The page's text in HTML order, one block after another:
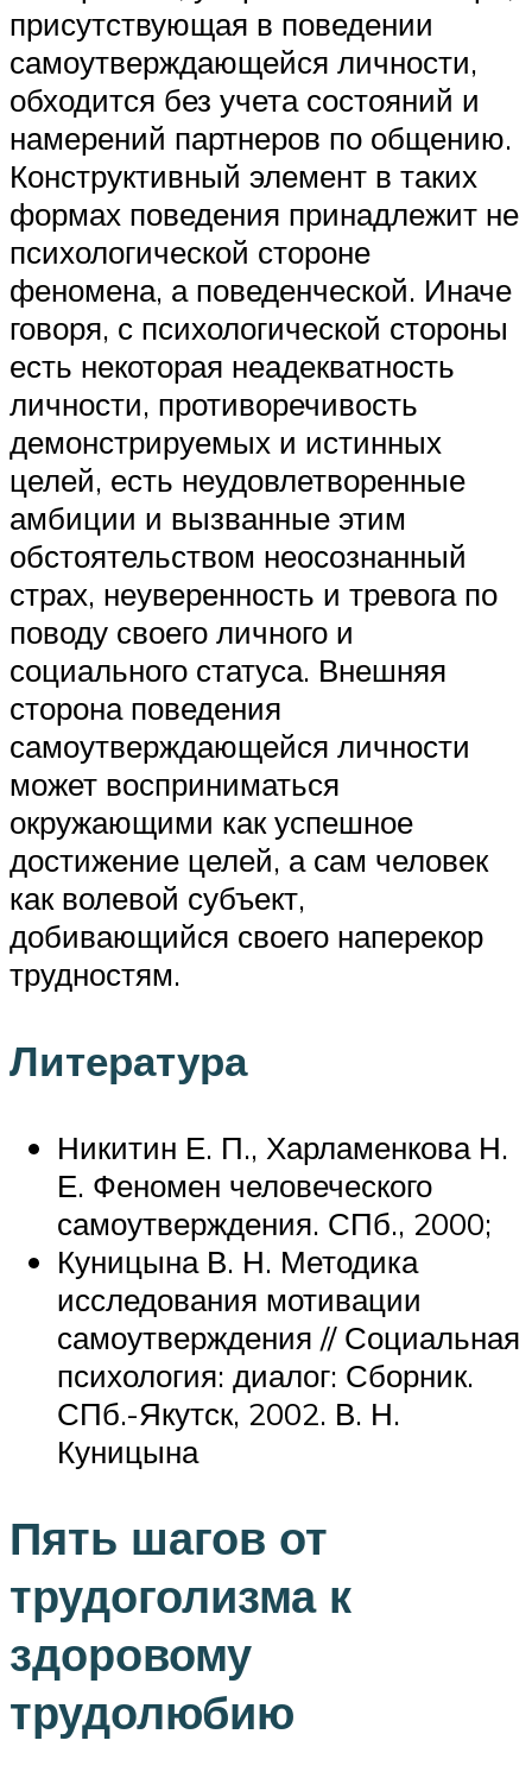
присутствующая в поведении
самоутверждающейся личности,
обходится без учета состояний и
намерений партнеров по общению.
Конструктивный элемент в таких
формах поведения принадлежит не
психологической стороне
феномена, а поведенческой. Иначе
говоря, с психологической стороны
есть некоторая неадекватность
личности, противоречивость
демонстрируемых и истинных
целей, есть неудовлетворенные
амбиции и вызванные этим
обстоятельством неосознанный
страх, неуверенность и тревога по
поводу своего личного и
социального статуса. Внешняя
сторона поведения
самоутверждающейся личности
может восприниматься
окружающими как успешное
достижение целей, а сам человек
как волевой субъект,
добивающийся своего наперекор
трудностям.
Литература
Никитин Е. П., Харламенкова Н.
Е. Феномен человеческого
самоутверждения. СПб., 2000;
Куницына В. Н. Методика
исследования мотивации
самоутверждения // Социальная
психология: диалог: Сборник.
СПб.-Якутск, 2002. В. Н.
Куницына
Пять шагов от
трудоголизма к
здоровому
трудолюбию